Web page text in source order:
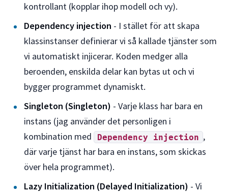
kontrollant (kopplar ihop modell och vy).
Dependency injection - I stället för att skapa
klassinstanser definierar vi så kallade tjänster som
vi automatiskt injicerar. Koden medger alla
beroenden, enskilda delar kan bytas ut och vi
bygger programmet dynamiskt.
Singleton (Singleton) - Varje klass har bara en
instans (jag använder det personligen i
kombination med
Dependency injection ,
där varje tjänst har bara en instans, som skickas
över hela programmet).
Lazy Initialization (Delayed Initialization) - Vi